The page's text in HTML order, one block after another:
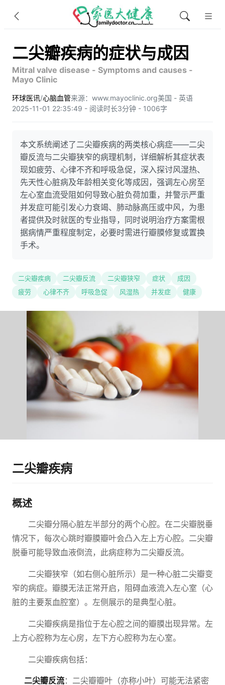
二尖瓣疾病的症状与成因
Mitral valve disease - Symptoms and causes -
Mayo Clinic
环球医讯/心脑血管来源：www.mayoclinic.org美国 - 英语
2025-11-01 22:35:49 - 阅读时长3分钟 - 1006字
本文系统阐述了二尖瓣疾病的两类核心病症——二尖
瓣反流与二尖瓣狭窄的病理机制，详细解析其症状表
现如疲劳、心律不齐和呼吸急促，深入探讨风湿热、
先天性心脏病及年龄相关变化等成因，强调左心房至
左心室血流受阻如何导致心脏负荷加重，并警示严重
并发症可能引发心力衰竭、肺动脉高压或中风，为患
者提供及时就医的专业指导，同时说明治疗方案需根
据病情严重程度制定，必要时需进行瓣膜修复或置换
手术。
二尖瓣疾病 二尖瓣反流 二尖瓣狭窄 症状
成因
疲劳
心律不齐 呼吸急促 风湿热 并发症 健康
二尖瓣疾病
概述
二尖瓣分隔心脏左半部分的两个心腔。在二尖瓣脱垂
情况下，每次心跳时瓣膜瓣叶会凸入左上方心腔。二尖瓣
脱垂可能导致血液倒流，此病症称为二尖瓣反流。
二尖瓣狭窄（如右侧心脏所示）是一种心脏二尖瓣变
窄的病症。瓣膜无法正常开启，阻碍血液流入左心室（心
脏的主要泵血腔室）。左侧展示的是典型心脏。
二尖瓣疾病是指位于左心腔之间的瓣膜出现异常。左
上方心腔称为左心房，左下方心腔称为左心室。
二尖瓣疾病包括：
二尖瓣反流：二尖瓣瓣叶（亦称小叶）可能无法紧密